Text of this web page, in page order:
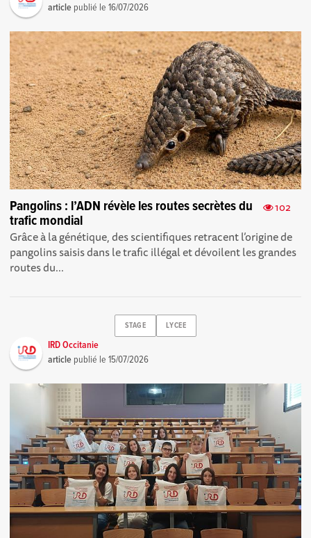
article publié le16/07/2026
102
Pangolins : l’ADN révèle les routes secrètes du
trafic mondial
Grâce à la génétique, des scientifiques retracent l’origine de
pangolins saisis dans le trafic illégal et dévoilent les grandes
routes du...
STAGE LYCEE
IRD Occitanie
article publié le15/07/2026